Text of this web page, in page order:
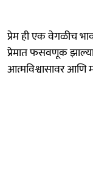
प्रेम ही एक वेगळीच
प्रेमात फसवणूक
आत्मविश्वासावर आणि